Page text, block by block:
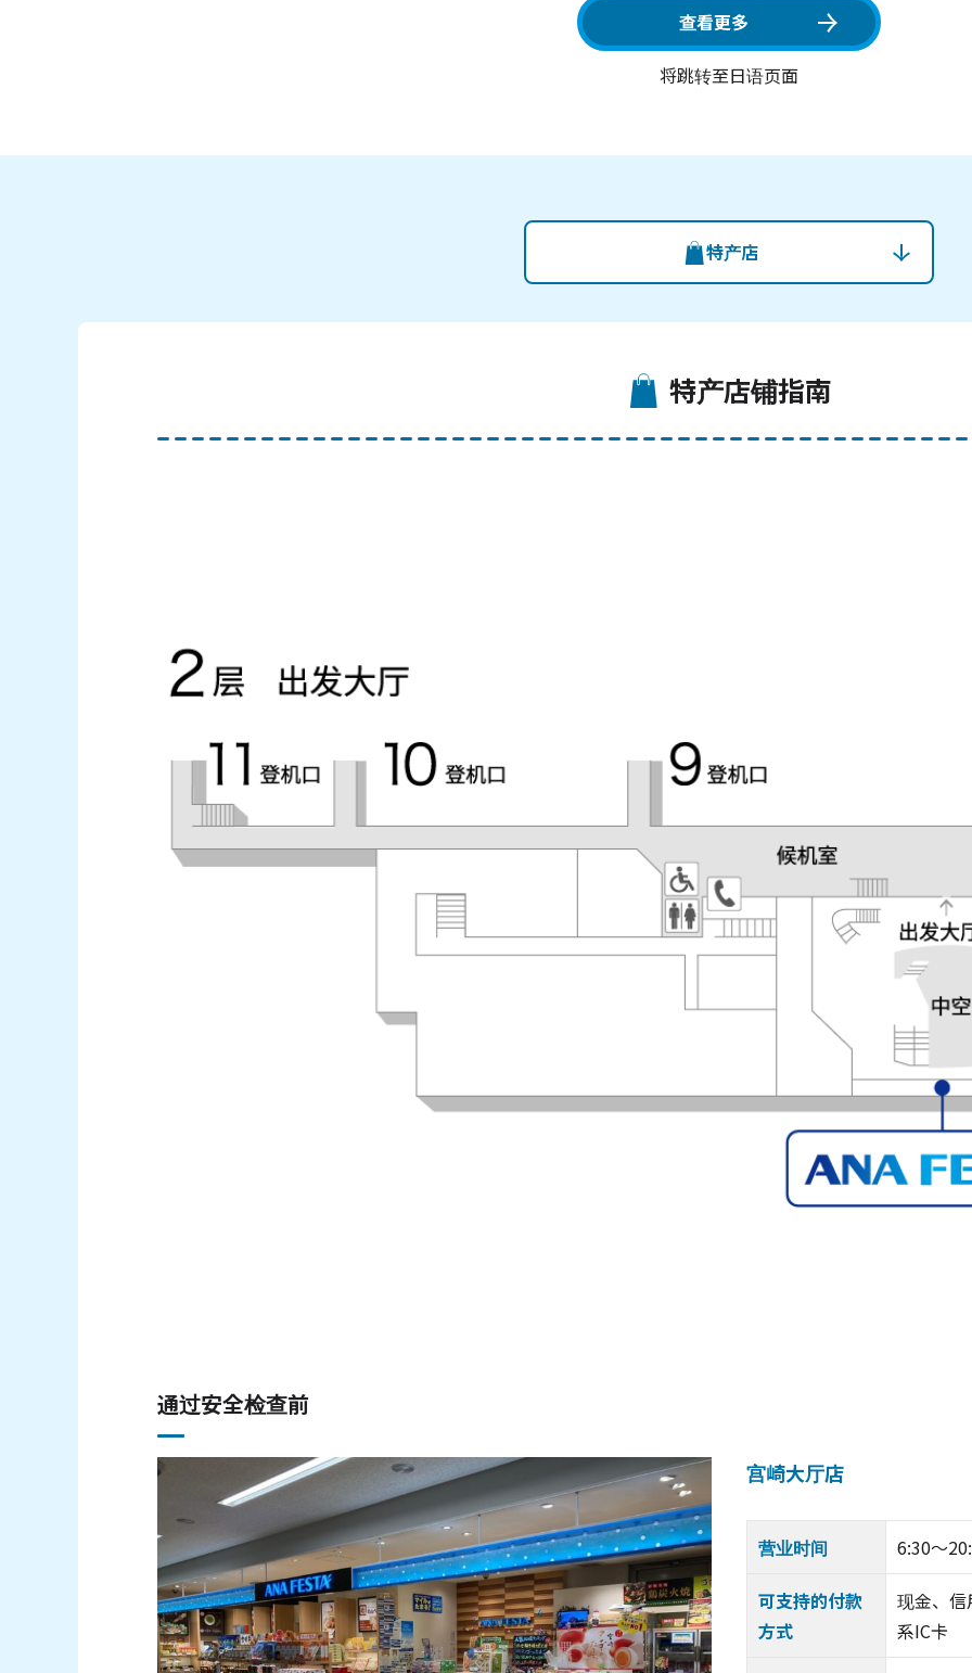
查看更多
将跳转至日语页面
特产店
特产店铺指南
通过安全检查前
宫崎大厅店
营业时间 6:30～
可支持的付款
方式
现金、
系IC卡